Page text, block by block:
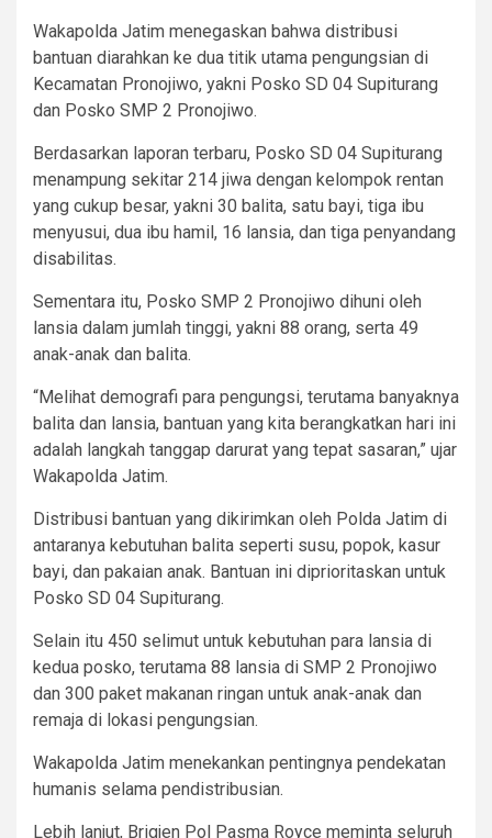
Wakapolda Jatim menegaskan bahwa distribusi
bantuan diarahkan ke dua titik utama pengungsian di
Kecamatan Pronojiwo, yakni Posko SD 04 Supiturang
dan Posko SMP 2 Pronojiwo.
Berdasarkan laporan terbaru, Posko SD 04 Supiturang
menampung sekitar 214 jiwa dengan kelompok rentan
yang cukup besar, yakni 30 balita, satu bayi, tiga ibu
menyusui, dua ibu hamil, 16 lansia, dan tiga penyandang
disabilitas.
Sementara itu, Posko SMP 2 Pronojiwo dihuni oleh
lansia dalam jumlah tinggi, yakni 88 orang, serta 49
anak-anak dan balita.
“Melihat demografi para pengungsi, terutama banyaknya
balita dan lansia, bantuan yang kita berangkatkan hari ini
adalah langkah tanggap darurat yang tepat sasaran,” ujar
Wakapolda Jatim.
Distribusi bantuan yang dikirimkan oleh Polda Jatim di
antaranya kebutuhan balita seperti susu, popok, kasur
bayi, dan pakaian anak. Bantuan ini diprioritaskan untuk
Posko SD 04 Supiturang.
Selain itu 450 selimut untuk kebutuhan para lansia di
kedua posko, terutama 88 lansia di SMP 2 Pronojiwo
dan 300 paket makanan ringan untuk anak-anak dan
remaja di lokasi pengungsian.
Wakapolda Jatim menekankan pentingnya pendekatan
humanis selama pendistribusian.
Lebih lanjut, Brigjen Pol Pasma Royce meminta seluruh